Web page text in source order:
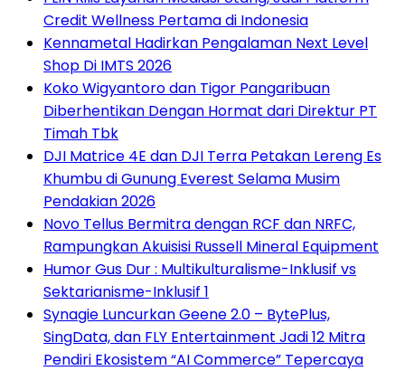
Credit Wellness Pertama di Indonesia
Kennametal Hadirkan Pengalaman Next Level
Shop Di IMTS 2026
Koko Wigyantoro dan Tigor Pangaribuan
Diberhentikan Dengan Hormat dari Direktur PT
Timah Tbk
DJI Matrice 4E dan DJI Terra Petakan Lereng Es
Khumbu di Gunung Everest Selama Musim
Pendakian 2026
Novo Tellus Bermitra dengan RCF dan NRFC,
Rampungkan Akuisisi Russell Mineral Equipment
Humor Gus Dur : Multikulturalisme-Inklusif vs
Sektarianisme-Inklusif 1
Synagie Luncurkan Geene 2.0 – BytePlus,
SingData, dan FLY Entertainment Jadi 12 Mitra
Pendiri Ekosistem “AI Commerce” Tepercaya